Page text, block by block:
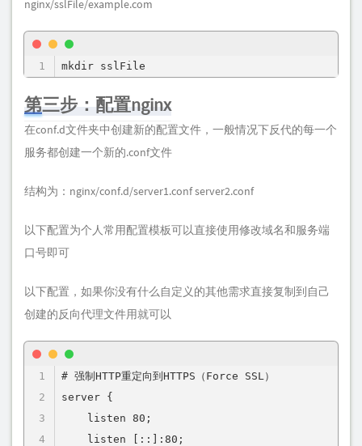
nginx/sslFile/example.com
mkdir sslFile
第三步：配置nginx
在conf.d文件夹中创建新的配置文件，一般情况下反代的每一个
服务都创建一个新的.conf文件
结构为：nginx/conf.d/server1.conf server2.conf
以下配置为个人常用配置模板可以直接使用修改域名和服务端
口号即可
以下配置，如果你没有什么自定义的其他需求直接复制到自己
创建的反向代理文件用就可以
# 强制HTTP重定向到HTTPS（Force SSL）
server {
    listen 80;
    listen [::]:80;